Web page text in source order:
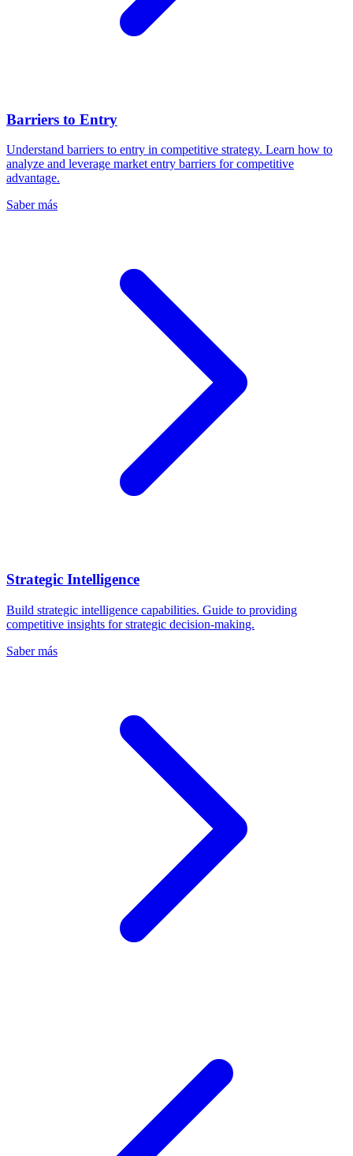
Barriers to Entry
Understand barriers to entry in competitive strategy. Learn how to
analyze and leverage market entry barriers for competitive
advantage.
Saber más
Strategic Intelligence
Build strategic intelligence capabilities. Guide to providing
competitive insights for strategic decision-making.
Saber más